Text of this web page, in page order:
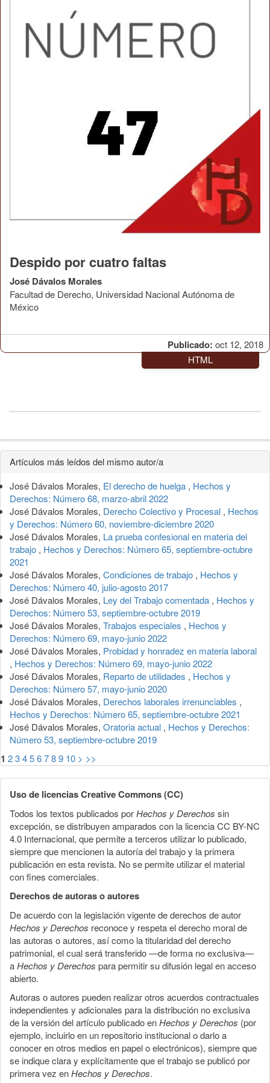
Publicado: oct 12, 2018
Despido por cuatro faltas
José Dávalos Morales
Facultad de Derecho, Universidad Nacional Autónoma de
México
HTML
Detalles
del
artículo
Artículos más leídos del mismo autor/a
José Dávalos Morales, El derecho de huelga , Hechos y
Derechos: Número 68, marzo-abril 2022
José Dávalos Morales, Derecho Colectivo y Procesal , Hechos
y Derechos: Número 60, noviembre-diciembre 2020
José Dávalos Morales, La prueba confesional en materia del
trabajo , Hechos y Derechos: Número 65, septiembre-octubre
2021
José Dávalos Morales, Condiciones de trabajo , Hechos y
Derechos: Número 40, julio-agosto 2017
José Dávalos Morales, Ley del Trabajo comentada , Hechos y
Derechos: Número 53, septiembre-octubre 2019
José Dávalos Morales, Trabajos especiales , Hechos y
Derechos: Número 69, mayo-junio 2022
José Dávalos Morales, Probidad y honradez en materia laboral
, Hechos y Derechos: Número 69, mayo-junio 2022
José Dávalos Morales, Reparto de utilidades , Hechos y
Derechos: Número 57, mayo-junio 2020
José Dávalos Morales, Derechos laborales irrenunciables ,
Hechos y Derechos: Número 65, septiembre-octubre 2021
José Dávalos Morales, Oratoria actual , Hechos y Derechos:
Número 53, septiembre-octubre 2019
1 23456789 10 > >>
Uso de licencias Creative Commons (CC)
Todos los textos publicados porHechos y Derechos sin
excepción, se distribuyen amparados con la licencia CC BY-NC
4.0 Internacional, que permite a terceros utilizar lo publicado,
siempre que mencionen la autoría del trabajo y la primera
publicación en esta revista. No se permite utilizar el material
con fines comerciales.
Derechos de autoras o autores
De acuerdo con la legislación vigente de derechos de autor
Hechos y Derechos reconoce y respeta el derecho moral de
las autoras o autores, así como la titularidad del derecho
patrimonial, el cual será transferido —de forma no exclusiva—
aHechos y Derechos para permitir su difusión legal en acceso
abierto.
Autoras o autores pueden realizar otros acuerdos contractuales
independientes y adicionales para la distribución no exclusiva
de la versión del artículo publicado enHechos y Derechos (por
ejemplo, incluirlo en un repositorio institucional o darlo a
conocer en otros medios en papel o electrónicos), siempre que
se indique clara y explícitamente que el trabajo se publicó por
primera vez enHechos y Derechos.